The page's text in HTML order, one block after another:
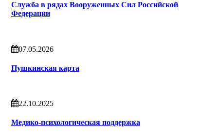
Служба в рядах Вооруженных Сил Российской
Федерации
07.05.2026
Пушкинская карта
22.10.2025
Медико-психологическая поддержка